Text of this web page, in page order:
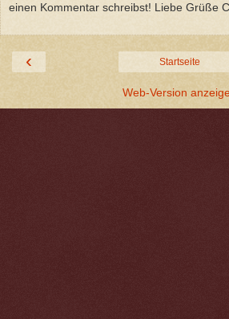
einen Kommentar schreibst! Liebe Grüße
‹ Startseite
Web-Version